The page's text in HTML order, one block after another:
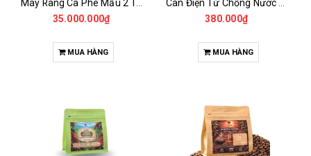
Máy Rang Cà Phê Mẫu 2 Trống Rang (500+500gr)
35.000.000₫
MUA HÀNG
380.000₫
MUA HÀNG